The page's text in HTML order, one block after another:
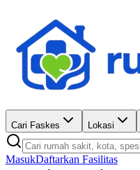
Cari Faskes Lokasi
MasukDaftarkan Fasilitas